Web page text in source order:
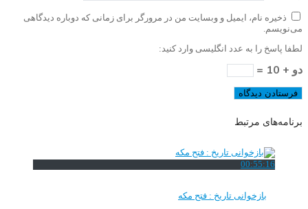
ذخیره نام، ایمیل و وبسایت من در مرورگر برای زمانی که دوباره دیدگاهی
می‌نویسم.
لطفا پاسخ را به عدد انگلیسی وارد کنید:
دو + 10 =
برنامه‌های مرتبط
00:55:16
بازخوانی تاریخ : فتح مکه